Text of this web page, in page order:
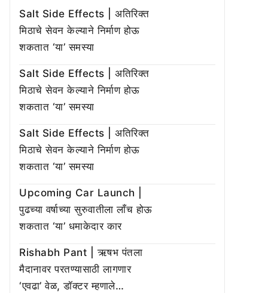
Salt Side Effects | अतिरिक्त
मिठाचे सेवन केल्याने निर्माण होऊ
शकतात ‘या’ समस्या
Salt Side Effects | अतिरिक्त
मिठाचे सेवन केल्याने निर्माण होऊ
शकतात ‘या’ समस्या
Salt Side Effects | अतिरिक्त
मिठाचे सेवन केल्याने निर्माण होऊ
शकतात ‘या’ समस्या
Upcoming Car Launch |
पुढच्या वर्षाच्या सुरुवातीला लाँच होऊ
शकतात ‘या’ धमाकेदार कार
Rishabh Pant | ऋषभ पंतला
मैदानावर परतण्यासाठी लागणार
‘एवढा’ वेळ, डॉक्टर म्हणाले…